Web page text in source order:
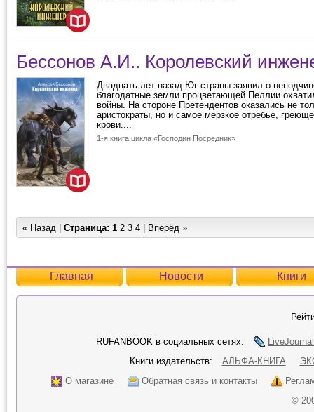
Бессонов А.И.. Королевский
Двадцать лет назад Юг страны заявил о
благодатные земли процветающей Пеллии
войны. На стороне Претендентов оказались не
аристократы, но и самое мерзкое отребье,
крови....
1-я книга цикла «Господин Посредник»
« Назад | Страница: 1 2 3 4 Вперёд »
Главная Новости Книги
RUFANBOOK в социальных сетях:
LiveJournal
Книги издательств:
АЛЬФА-КНИГА
О магазине
Обратная связь и контакты
©